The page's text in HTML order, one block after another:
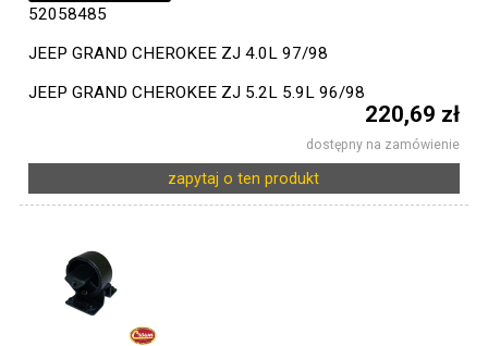
52058485
JEEP GRAND CHEROKEE ZJ 4.0L 97/98
JEEP GRAND CHEROKEE ZJ 5.2L 5.9L 96/98
220,69 zł
dostępny na zamówienie
zapytaj o ten produkt